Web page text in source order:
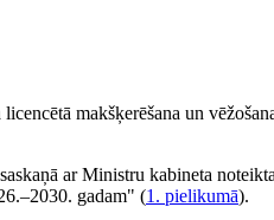
makšķerēšana un
ar Ministru kabineta
gadam" (1. pielikumā).